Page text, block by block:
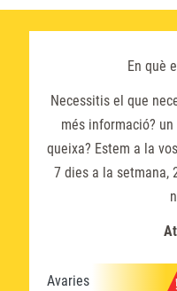
En què
Necessitis el que
més informació?
queixa? Estem a la
7 dies a la setmana,
Avaries